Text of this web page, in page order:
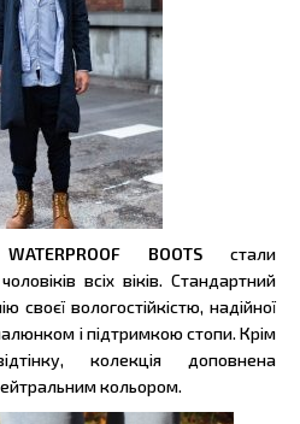
BOOTS стали
всіх віків. Стандартний
своєї вологостійкістю, надійної
і підтримкою стопи. Крім
колекція доповнена
кольором.